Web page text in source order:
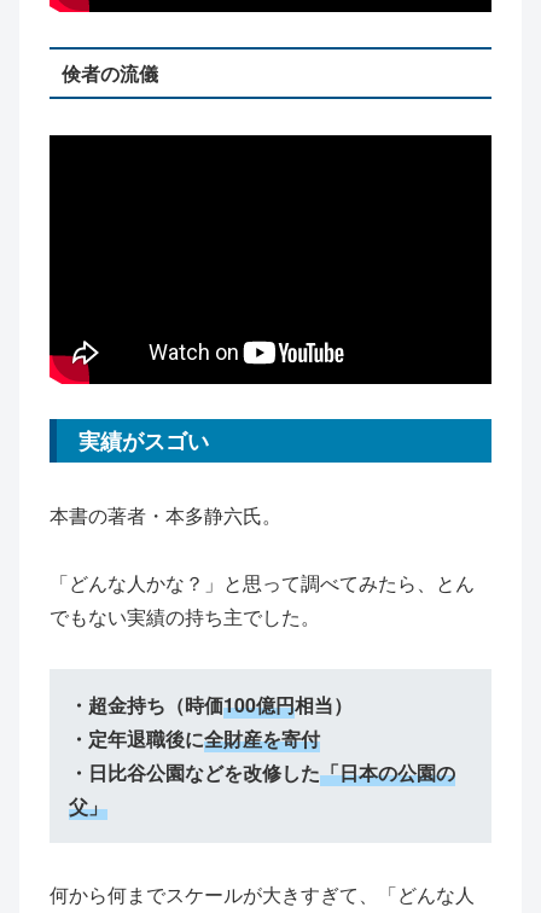
倹者の流儀
実績がスゴい
本書の著者・本多静六氏。
「どんな人かな？」と思って調べてみたら、とん
でもない実績の持ち主でした。
・超金持ち（時価100億円相当）
・定年退職後に全財産を寄付
・日比谷公園などを改修した「日本の公園の
父」
何から何までスケールが大きすぎて、「どんな人